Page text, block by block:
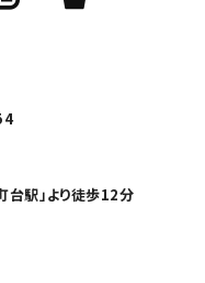
台駅」より徒歩12分